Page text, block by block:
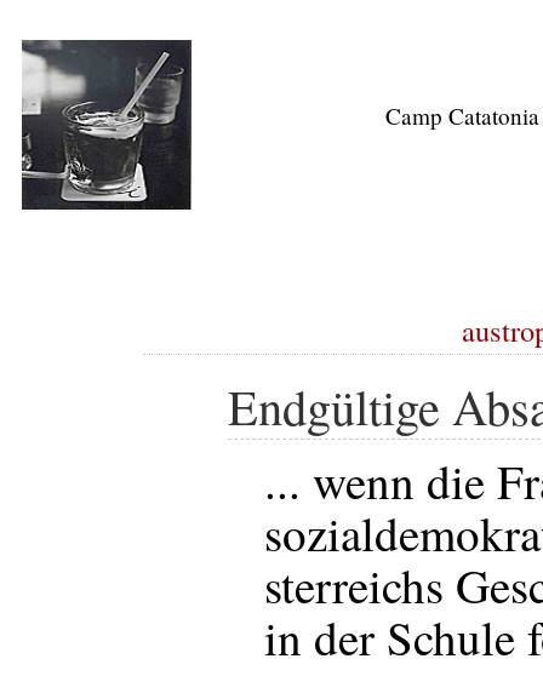
Camp Catatonia
Endgültige
... wenn die
sterreichs
in der Schule